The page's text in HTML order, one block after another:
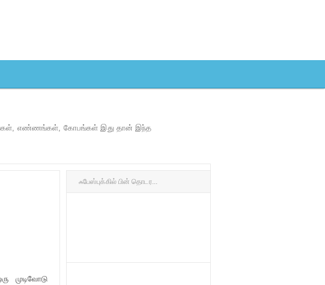
எண்ணங்கள், கோபங்கள் இது தான் இந்த
முடிவோடு
ஃபேஸ்புக்கில் பின் தொடர...